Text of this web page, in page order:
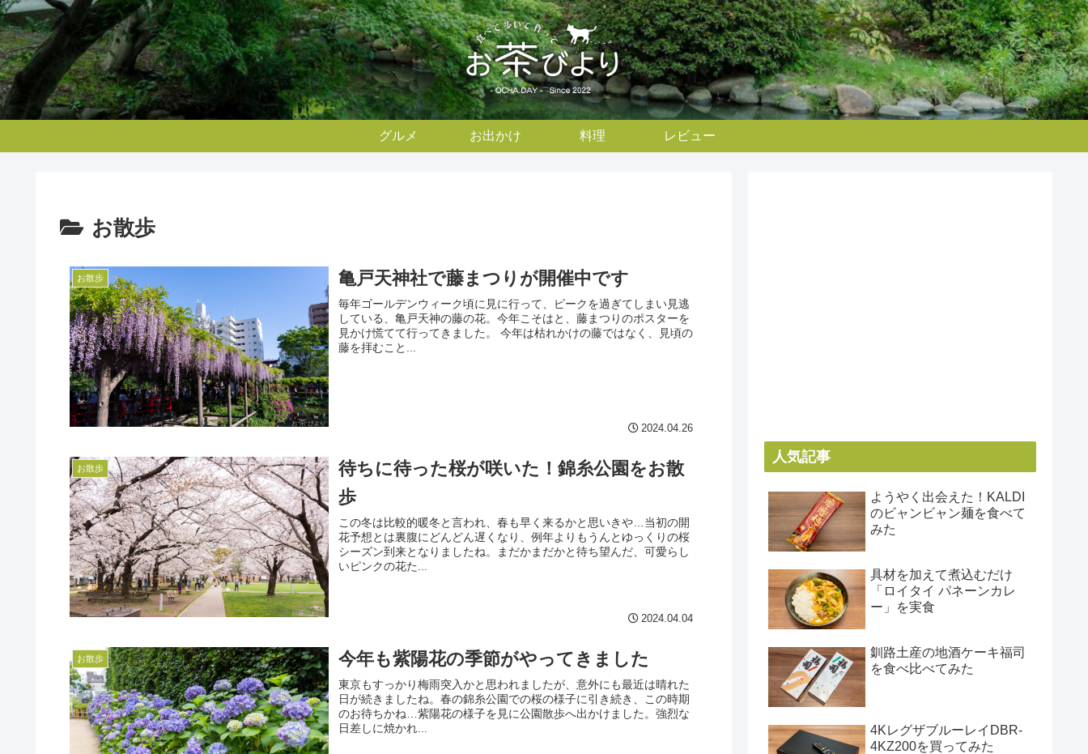
グルメ お出かけ 料理 レビュー
お散歩
お散歩 亀戸天神社で藤まつりが開催中です
毎年ゴールデンウィーク頃に見に行って、ピークを過ぎてしまい見逃
している、亀戸天神の藤の花。今年こそはと、藤まつりのポスターを
見かけ慌てて行ってきました。 今年は枯れかけの藤ではなく、見頃の
藤を拝むこと...
2024.04.26
お散歩
待ちに待った桜が咲いた！錦糸公園をお散
歩
この冬は比較的暖冬と言われ、春も早く来るかと思いきや…当初の開
花予想とは裏腹にどんどん遅くなり、例年よりもうんとゆっくりの桜
シーズン到来となりましたね。まだかまだかと待ち望んだ、可愛らし
いピンクの花た...
2024.04.04
お散歩 今年も紫陽花の季節がやってきました
東京もすっかり梅雨突入かと思われましたが、意外にも最近は晴れた
日が続きましたね。春の錦糸公園での桜の様子に引き続き、この時期
のお待ちかね…紫陽花の様子を見に公園散歩へ出かけました。強烈な
日差しに焼かれ...
人気記事
ようやく出会えた！KALDI
のビャンビャン麺を食べて
みた
具材を加えて煮込むだけ
「ロイタイ パネーンカレ
ー」を実食
釧路土産の地酒ケーキ福司
を食べ比べてみた
4KレグザブルーレイDBR-
4KZ200を買ってみた